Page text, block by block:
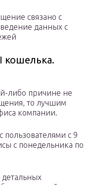
связано с
данных с
кошелька.
либо причине не
то лучшим
компании.
пользователями с 9
с понедельника по